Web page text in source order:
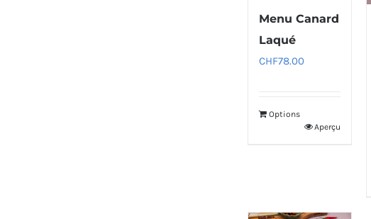
Menu Canard
Laqué
CHF78.00
Options
Aperçu